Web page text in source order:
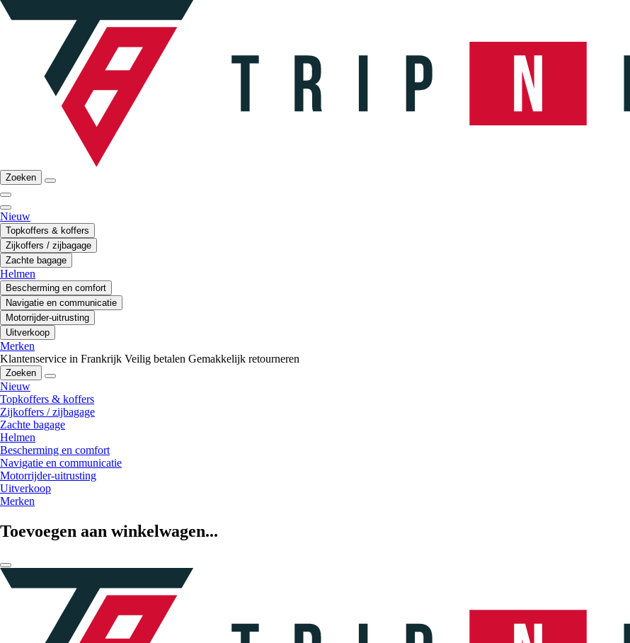
Zoeken
Nieuw
Topkoffers & koffers
Zijkoffers / zijbagage
Zachte bagage
Helmen
Bescherming en comfort
Navigatie en communicatie
Motorrijder-uitrusting
Uitverkoop
Merken
Klantenservice in Frankrijk Veilig betalen Gemakkelijk retourneren
Zoeken
Nieuw
Topkoffers & koffers
Zijkoffers / zijbagage
Zachte bagage
Helmen
Bescherming en comfort
Navigatie en communicatie
Motorrijder-uitrusting
Uitverkoop
Merken
Toevoegen aan winkelwagen...